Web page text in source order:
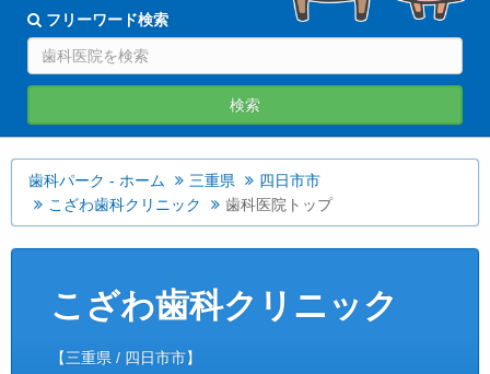
フリーワード検索
検索
歯科パーク - ホーム 三重県
四日市市
こざわ歯科クリニック
歯科医院トップ
こざわ歯科クリニック
【三重県 / 四日市市】